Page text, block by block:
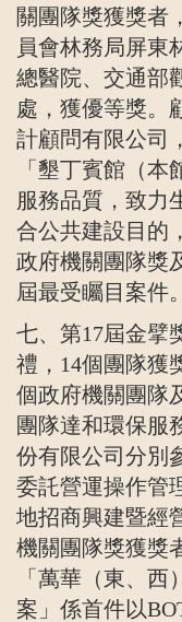
關團隊獎獲獎者
員會林務局屏東
總醫院、交通部
處，獲優等獎。
計顧問有限公司
「墾丁賓館（
服務品質，致力
合公共建設目的
政府機關團隊獎
屆最受矚目案件。
七、第17屆金擘
禮， 14個團隊獲
個政府機關團隊
團隊達和環保服
份有限公司分別
委託營運操作管
地招商興建暨經
機關團隊獎獲獎
「萬華（東、
案」係首件以